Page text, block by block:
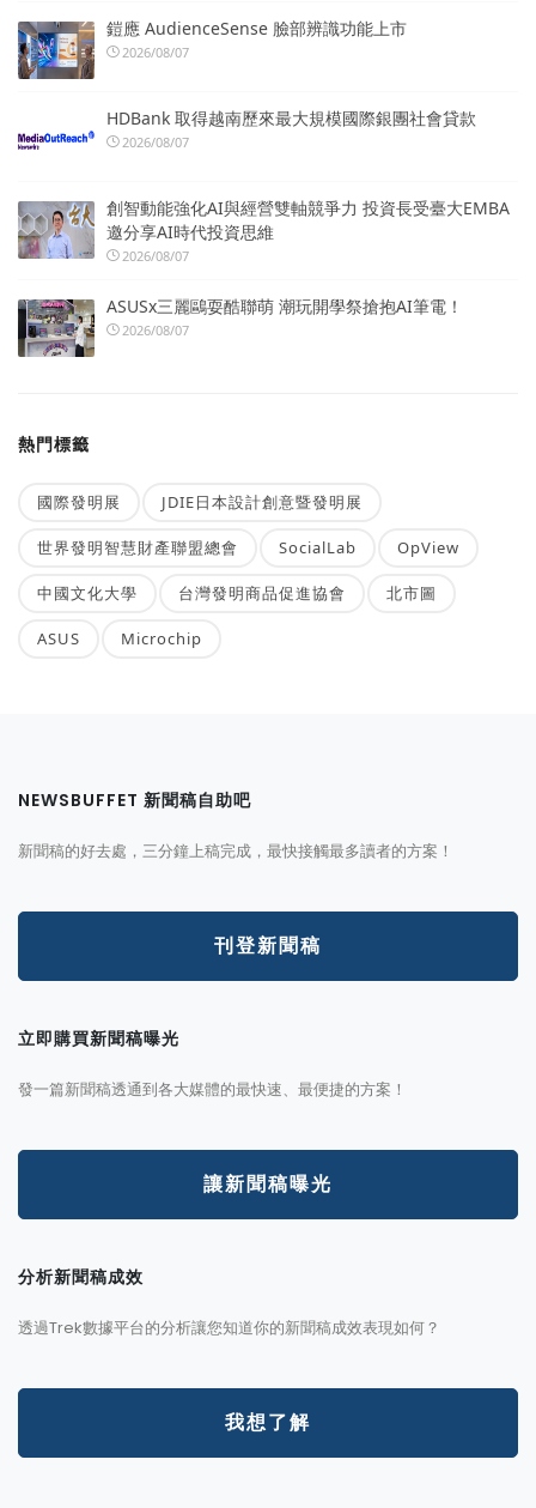
鎧應 AudienceSense 臉部辨識功能上市
2026/08/07
HDBank 取得越南歷來最大規模國際銀團社會貸款
2026/08/07
創智動能強化AI與經營雙軸競爭力 投資長受臺大EMBA
邀分享AI時代投資思維
2026/08/07
ASUSx三麗鷗耍酷聯萌 潮玩開學祭搶抱AI筆電！
2026/08/07
熱門標籤
國際發明展 JDIE日本設計創意暨發明展
世界發明智慧財產聯盟總會 SocialLab OpView
中國文化大學 台灣發明商品促進協會 北市圖
ASUS Microchip
NEWSBUFFET 新聞稿自助吧
新聞稿的好去處，三分鐘上稿完成，最快接觸最多讀者的方案！
刊登新聞稿
立即購買新聞稿曝光
發一篇新聞稿透通到各大媒體的最快速、最便捷的方案！
讓新聞稿曝光
分析新聞稿成效
透過Trek數據平台的分析讓您知道你的新聞稿成效表現如何？
我想了解